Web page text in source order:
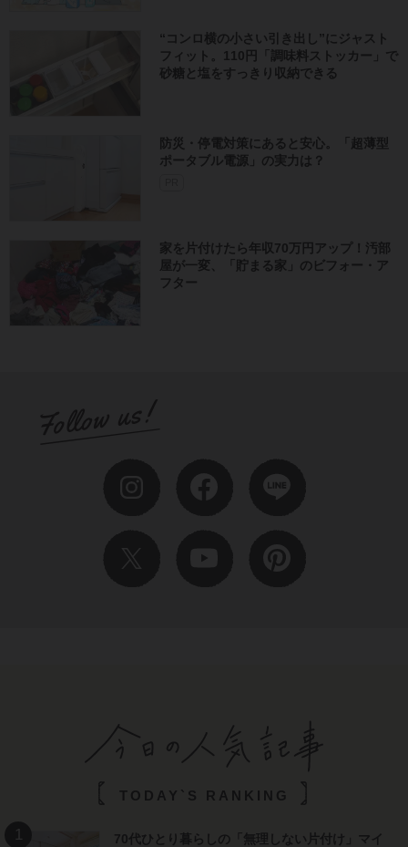
“コンロ横の小さい引き出し”にジャスト
フィット。110円「調味料ストッカー」で
砂糖と塩をすっきり収納できる
防災・停電対策にあると安心。「超薄型
ポータブル電源」の実力は？​
家を片付けたら年収70万円アップ！汚部
屋が一変、「貯まる家」のビフォー・ア
フター
TODAY`S RANKING
70代ひとり暮らしの「無理しない片付け」マイ